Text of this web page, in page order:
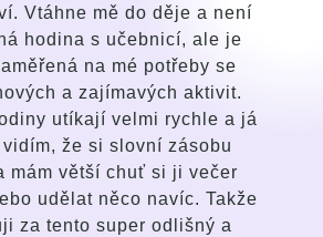
Vtáhne mě do děje a není
hodina s učebnicí, ale je
na mé potřeby se
a zajímavých aktivit.
utíkají velmi rychle a já
že si slovní zásobu
mám větší chuť si ji večer
udělat něco navíc. Takže
za tento super odlišný a